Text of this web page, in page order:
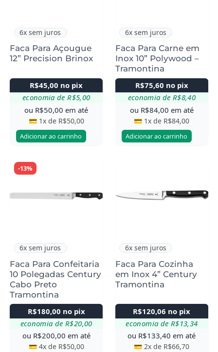
6x sem juros
Faca Para Açougue
12” Precision Brinox
R$45,00 no pix
economia deR$5,00
ou R$50,00 em até
💳 1x de R$50,00
Adicionar ao carrinho
6x sem juros
Faca Para Carne em
Inox 10” Polywood –
Tramontina
R$75,60 no pix
economia de R$8,40
ou R$84,00 em até
💳 1x de R$84,00
Adicionar ao carrinho
-13%
6x sem juros
Faca Para Confeitaria
10 Polegadas Century
Cabo Preto
Tramontina
R$180,00 no pix
economia de R$20,00
ou R$200,00 em até
💳 4x de R$50,00
6x sem juros
Faca Para Cozinha
em Inox 4” Century
Tramontina
R$120,06 no pix
economia de R$13,34
ou R$133,40 em até
💳 2x de R$66,70